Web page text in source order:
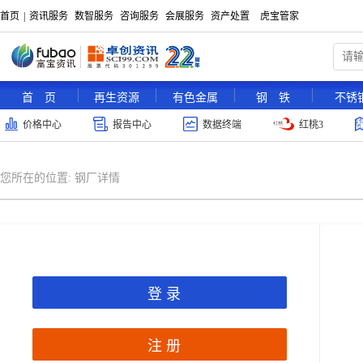
首页 资讯服务 数智服务 咨询服务 会展服务 资产处置 虎宝管家
首 页 再生资源 有色金属 钢 铁 不锈
价格中心 报告中心 数据终端 红桃3
您所在的位置: 钢厂详情